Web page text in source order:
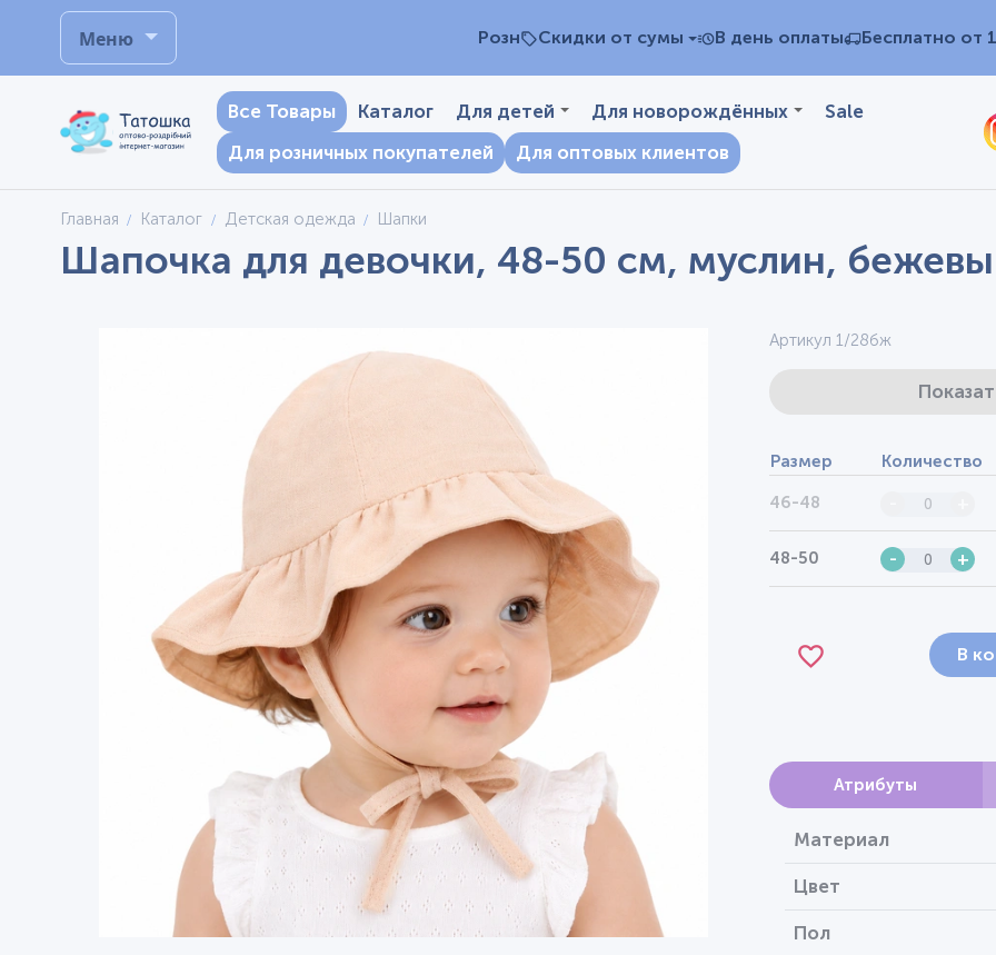
Меню Розн Скидки от сумы В день оплаты Бесплатно от
Все Товары Каталог Для детей Для новорождённых
Sale
Для розничных покупателей
Для оптовых клиентов
Главная Каталог Детская одежда Шапки
Шапочка для девочки, 48-50 см, муслин,
Артикул 1/28бж
Размер Количество
46-48
48-50 - +
В
Атрибуты
Материал
Цвет
Пол